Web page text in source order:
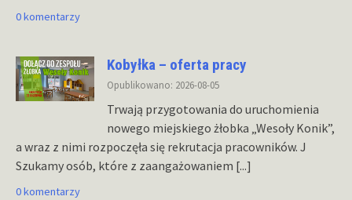
0 komentarzy
Kobyłka – oferta pracy
Opublikowano: 2026-08-05
Trwają przygotowania do uruchomienia
nowego miejskiego żłobka „Wesoły Konik”,
a wraz z nimi rozpoczęła się rekrutacja pracowników. J
Szukamy osób, które z zaangażowaniem [...]
0 komentarzy